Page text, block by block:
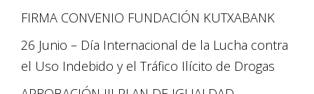
FIRMA CONVENIO FUNDACIÓN KUTXABANK
26 Junio – Día Internacional de la Lucha contra
el Uso Indebido y el Tráfico Ilícito de Drogas